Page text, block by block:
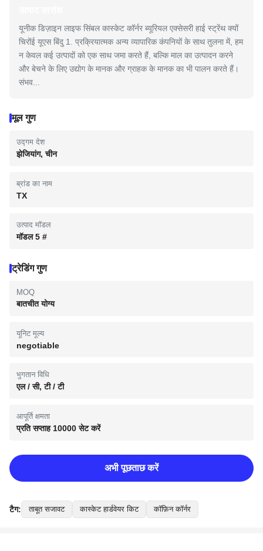
यूनीक डिज़ाइन लाइफ सिंबल कास्केट कॉर्नर ब्यूरियल एक्सेसरी हाई स्ट्रेंथ क्यों
चिरोंई यूएस बिंदु 1. प्रक्रियात्मक अन्य व्यापारिक कंपनियों के साथ तुलना में, हम
न केवल कई उत्पादों को एक साथ जमा करते हैं, बल्कि माल का उत्पादन करने
और बेचने के लिए उद्योग के मानक और ग्राहक के मानक का भी पालन करते हैं।
संभव...
मूल गुण
उद्गम देश
झेजियांग, चीन
ब्रांड का नाम
TX
उत्पाद मॉडल
मॉडल 5 #
ट्रेडिंग गुण
MOQ
बातचीत योग्य
यूनिट मूल्य
negotiable
भुगतान विधि
एल / सी, टी / टी
आपूर्ति क्षमता
प्रति सप्ताह 10000 सेट करें
अभी पूछताछ करें
टैग: ताबूत सजावट कास्केट हार्डवेयर किट कॉफ़िन कॉर्नर